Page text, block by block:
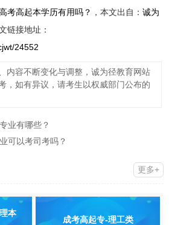
考高起本学历有用吗？ ，本文出自： 诚为
链接地址：
24552
内容不断变化与调整，诚为径教育网站
，如有异议，请考生以权威部门公布的
业有哪些？
可以考司考吗？
更多+
本
成考高起专-理工类